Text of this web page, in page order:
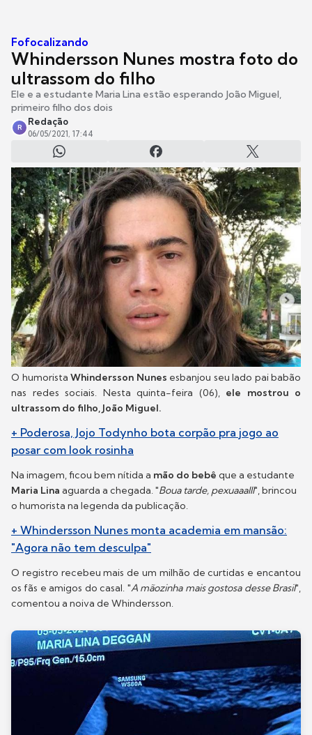
Fofocalizando
Whindersson Nunes mostra foto do
ultrassom do filho
Ele e a estudante Maria Lina estão esperando João Miguel,
primeiro filho dos dois
R
Redação
06/05/2021, 17:44
O humorista Whindersson Nunes esbanjou seu lado pai babão
nas redes sociais. Nesta quinta-feira (06), ele mostrou o
ultrassom do filho, João Miguel.
+ Poderosa, Jojo Todynho bota corpão pra jogo ao
posar com look rosinha
Na imagem, ficou bem nítida a mão do bebê que a estudante
Maria Lina aguarda a chegada. "Boua tarde, pexuaaalll", brincou
o humorista na legenda da publicação.
+ Whindersson Nunes monta academia em mansão:
"Agora não tem desculpa"
O registro recebeu mais de um milhão de curtidas e encantou
os fãs e amigos do casal. "A mãozinha mais gostosa desse Brasil",
comentou a noiva de Whindersson.